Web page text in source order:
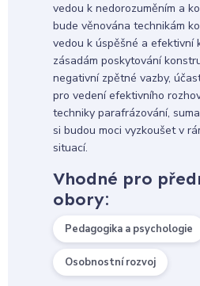
vedou k nedorozuměním a
bude věnována technikám
vedou k úspěšné a efektivní
zásadám poskytování
negativní zpětné vazby,
pro vedení efektivního
techniky parafrázování,
si budou moci vyzkoušet v
situací.
Vhodné pro
obory:
Pedagogika a psychologie
Osobnostní rozvoj